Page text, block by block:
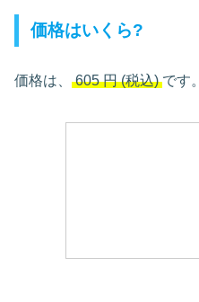
価格はいくら?
価格は、 605円(税込) です。